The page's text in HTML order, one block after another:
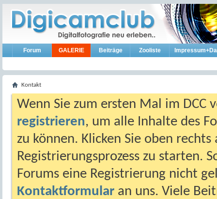
Forum GALERIE Beiträge Zooliste
Kontakt
Wenn Sie zum ersten Mal im DCC
registrieren, um alle Inhalte des
zu können. Klicken Sie oben
Registrierungsprozess zu starten.
Forums eine Registrierung nicht
Kontaktformular an uns. Viele